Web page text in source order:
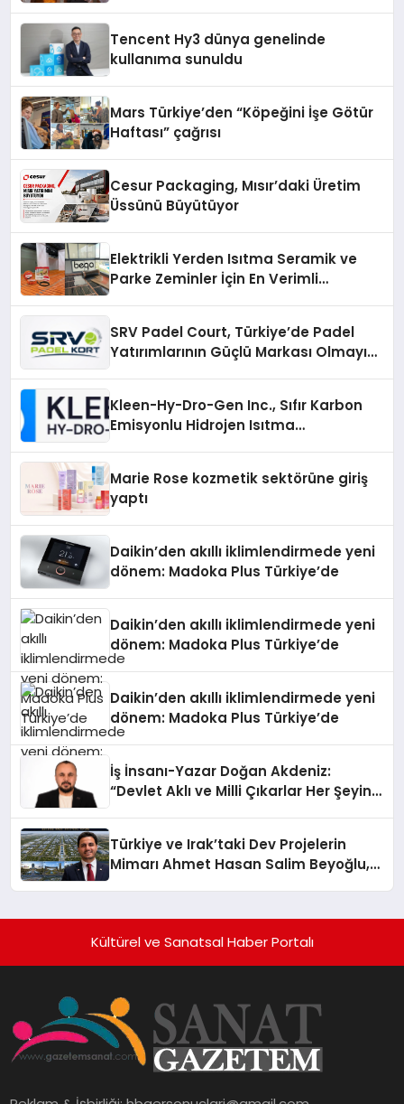
Tencent Hy3 dünya genelinde
kullanıma sunuldu
Mars Türkiye’den “Köpeğini İşe Götür
Haftası” çağrısı
Cesur Packaging, Mısır’daki Üretim
Üssünü Büyütüyor
Elektrikli Yerden Isıtma Seramik ve
Parke Zeminler İçin En Verimli
SRV Padel Court, Türkiye’de Padel
Yatırımlarının Güçlü Markası Olmayı
Kleen-Hy-Dro-Gen Inc., Sıfır Karbon
Emisyonlu Hidrojen Isıtma
Marie Rose kozmetik sektörüne giriş
yaptı
Daikin’den akıllı iklimlendirmede yeni
dönem: Madoka Plus Türkiye’de
Daikin’den akıllı iklimlendirmede yeni
dönem: Madoka Plus Türkiye’de
Daikin’den akıllı iklimlendirmede yeni
dönem: Madoka Plus Türkiye’de
İş İnsanı-Yazar Doğan Akdeniz:
“Devlet Aklı ve Milli Çıkarlar Her Şeyin
Türkiye ve Irak’taki Dev Projelerin
Mimarı Ahmet Hasan Salim Beyoğlu,
Hayata Geçirecek
Kültürel ve Sanatsal Haber Portalı